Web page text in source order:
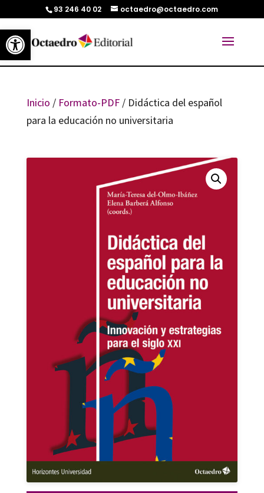
Abrir barra de herramientas
93 246 40 02 octaedro@octaedro.com
Inicio / Formato-PDF/ Didáctica del español
para la educación no universitaria